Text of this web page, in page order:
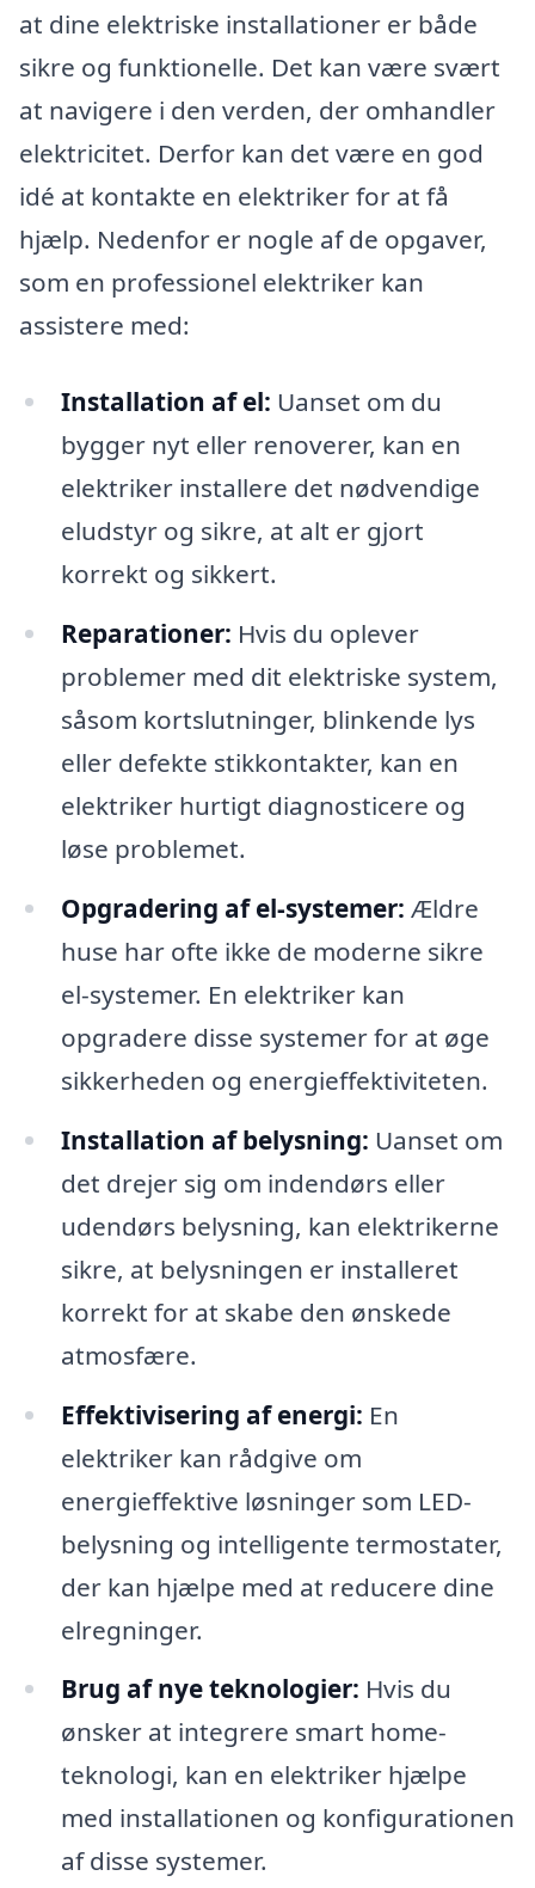
at dine elektriske installationer er både
sikre og funktionelle. Det kan være svært
at navigere i den verden, der omhandler
elektricitet. Derfor kan det være en god
idé at kontakte en elektriker for at få
hjælp. Nedenfor er nogle af de opgaver,
som en professionel elektriker kan
assistere med:
Installation af el: Uanset om du
bygger nyt eller renoverer, kan en
elektriker installere det nødvendige
eludstyr og sikre, at alt er gjort
korrekt og sikkert.
Reparationer: Hvis du oplever
problemer med dit elektriske system,
såsom kortslutninger, blinkende lys
eller defekte stikkontakter, kan en
elektriker hurtigt diagnosticere og
løse problemet.
Opgradering af el-systemer: Ældre
huse har ofte ikke de moderne sikre
el-systemer. En elektriker kan
opgradere disse systemer for at øge
sikkerheden og energieffektiviteten.
Installation af belysning: Uanset om
det drejer sig om indendørs eller
udendørs belysning, kan elektrikerne
sikre, at belysningen er installeret
korrekt for at skabe den ønskede
atmosfære.
Effektivisering af energi: En
elektriker kan rådgive om
energieffektive løsninger som LED-
belysning og intelligente termostater,
der kan hjælpe med at reducere dine
elregninger.
Brug af nye teknologier: Hvis du
ønsker at integrere smart home-
teknologi, kan en elektriker hjælpe
med installationen og konfigurationen
af disse systemer.